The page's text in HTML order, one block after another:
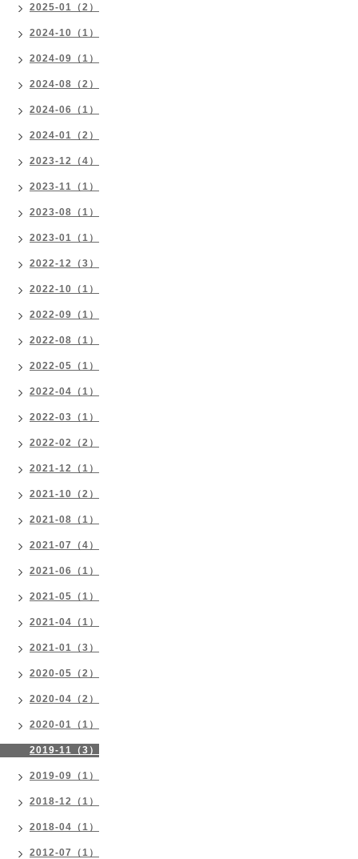
2025-01（2）
2024-10（1）
2024-09（1）
2024-08（2）
2024-06（1）
2024-01（2）
2023-12（4）
2023-11（1）
2023-08（1）
2023-01（1）
2022-12（3）
2022-10（1）
2022-09（1）
2022-08（1）
2022-05（1）
2022-04（1）
2022-03（1）
2022-02（2）
2021-12（1）
2021-10（2）
2021-08（1）
2021-07（4）
2021-06（1）
2021-05（1）
2021-04（1）
2021-01（3）
2020-05（2）
2020-04（2）
2020-01（1）
2019-11（3）
2019-09（1）
2018-12（1）
2018-04（1）
2012-07（1）